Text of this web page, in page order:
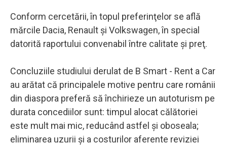
Conform cercetării, în topul preferinţelor se află
mărcile Dacia, Renault şi Volkswagen, în special
datorită raportului convenabil între calitate şi preţ.
Concluziile studiului derulat de B Smart - Rent a Car
au arătat că principalele motive pentru care românii
din diaspora preferă să închirieze un autoturism pe
durata concediilor sunt: timpul alocat călătoriei
este mult mai mic, reducând astfel şi oboseala;
eliminarea uzurii şi a costurilor aferente reviziei